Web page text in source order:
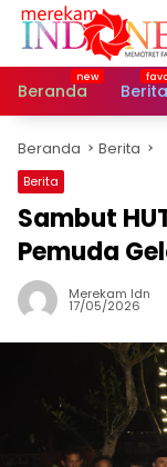
Langsung
Beranda
Berita
Beranda Berita
Berita
Sambut
Pemuda
Merekam Idn
17/05/2026